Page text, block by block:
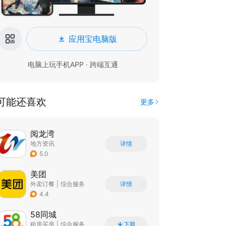
应用宝电脑版
电脑上玩手机APP · 跨端互通
能还喜欢 更多
阅龙湾
地方资讯
5.0
详情
美团
外卖订餐
综合服务
| 团购特卖
4.4
详情
58同城
租房买房 综合服务 下载